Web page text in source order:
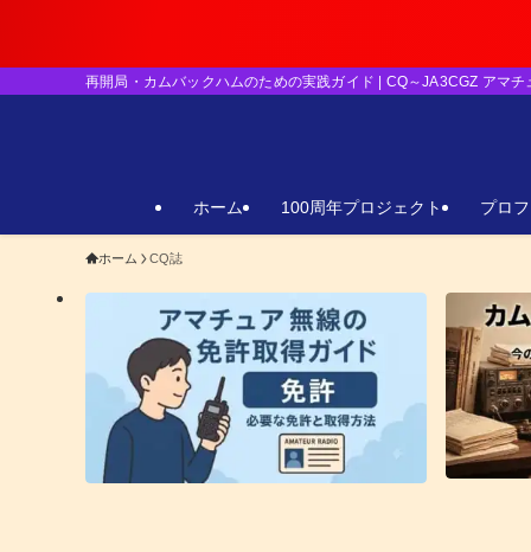
再開局・カムバックハムのための実践ガイド | CQ～JA3CGZ アマチ
ホーム 100周年プロジェクト プロ
ホーム CQ誌